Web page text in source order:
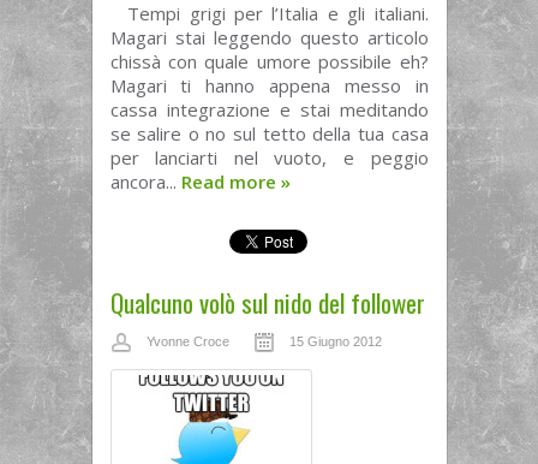
Tempi grigi per l’Italia e gli italiani.
Magari stai leggendo questo articolo
chissà con quale umore possibile eh?
Magari ti hanno appena messo in
cassa integrazione e stai meditando
se salire o no sul tetto della tua casa
per lanciarti nel vuoto, e peggio
ancora... Read more »
Qualcuno volò sul nido del follower
Yvonne Croce 15 Giugno 2012